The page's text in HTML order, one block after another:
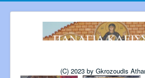
(C) 2023 by Gkrozoudis